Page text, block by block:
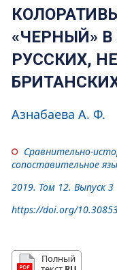
«ЧЕРНЫЙ»
РУССКИХ,
Азнабаева А. Ф.
Сравнительно-
сопоставительное
2019. Том 12. Выпуск 3
https://doi.org/
Полный